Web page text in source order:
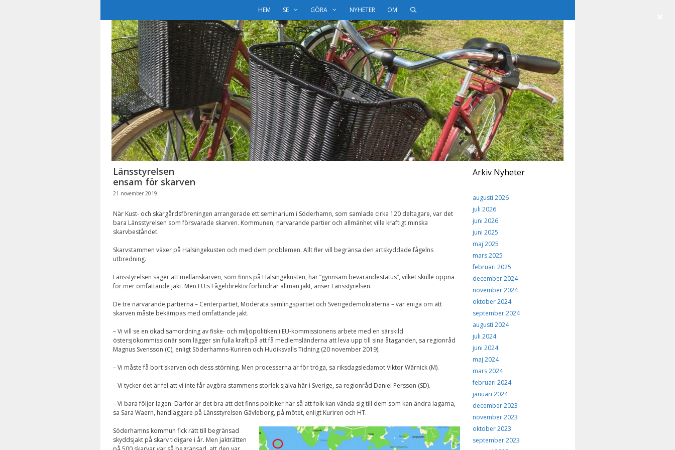
HEM SE GÖRA NYHETER OM
Länsstyrelsen
ensam för skarven
21 november 2019
När Kust- och skärgårdsföreningen arrangerade ett seminarium i Söderhamn, som samlade cirka 120 deltagare, var det
bara Länsstyrelsen som försvarade skarven. Kommunen, närvarande partier och allmänhet ville kraftigt minska
skarvbeståndet.
Skarvstammen växer på Hälsingekusten och med dem problemen. Allt fler vill begränsa den artskyddade fågelns
utbredning.
Länsstyrelsen säger att mellanskarven, som finns på Hälsingekusten, har ”gynnsam bevarandestatus”, vilket skulle öppna
för mer omfattande jakt. Men EU:s Fågeldirektiv förhindrar allmän jakt, anser Länsstyrelsen.
De tre närvarande partierna – Centerpartiet, Moderata samlingspartiet och Sverigedemokraterna – var eniga om att
skarven måste bekämpas med omfattande jakt.
– Vi vill se en ökad samordning av fiske- och miljöpolitiken i EU-kommissionens arbete med en särskild
östersjökommissionär som lägger sin fulla kraft på att få medlemsländerna att leva upp till sina åtaganden, sa regionråd
Magnus Svensson (C), enligt Söderhamns-Kuriren och Hudiksvalls Tidning (20 november 2019).
– Vi måste få bort skarven och dess störning. Men processerna är för tröga, sa riksdagsledamot Viktor Wärnick (M).
– Vi tycker det är fel att vi inte får avgöra stammens storlek själva här i Sverige, sa regionråd Daniel Persson (SD).
– Vi bara följer lagen. Därför är det bra att det finns politiker här så att folk kan vända sig till dem som kan ändra lagarna,
sa Sara Waern, handläggare på Länsstyrelsen Gävleborg, på mötet, enligt Kuriren och HT.
Söderhamns kommun fick rätt till begränsad
skyddsjakt på skarv tidigare i år. Men jakträtten
Arkiv Nyheter
augusti 2026
juli 2026
juni 2026
juni 2025
maj 2025
mars 2025
februari 2025
december 2024
november 2024
oktober 2024
september 2024
augusti 2024
juli 2024
juni 2024
maj 2024
mars 2024
februari 2024
januari 2024
december 2023
november 2023
oktober 2023
september 2023
inte att välja
hemsidan över
huvud taget
För att vi ska
kunna
förbättra
funktionalitet
uppbyggnad,
hur
hemsidan